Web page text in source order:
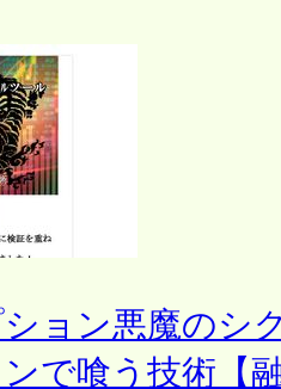
ョン悪魔のシ
で喰う技術【